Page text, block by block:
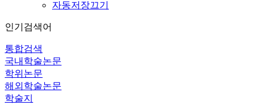
자동저장끄기
인기검색어
통합검색
국내학술논문
학위논문
해외학술논문
학술지